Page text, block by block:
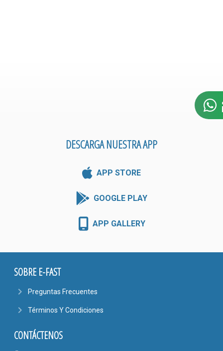
DESCARGA NUESTRA APP
APP STORE
GOOGLE PLAY
APP GALLERY
SOBRE E-FAST
navigate_next Preguntas Frecuentes
navigate_next Términos Y Condiciones
CONTÁCTENOS